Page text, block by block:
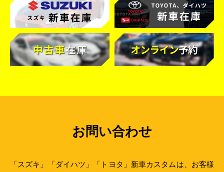
お問い合わせ
「スズキ」「ダイハツ」「トヨタ」新車カスタムは、お客様